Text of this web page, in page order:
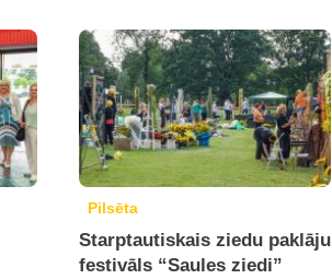
Pilsēta
Starptautiskais ziedu paklāju
festivāls “Saules ziedi”